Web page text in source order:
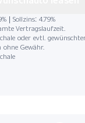
| Sollzins: 4.79%
Vertragslaufzeit.
oder evtl.
Gewähr.